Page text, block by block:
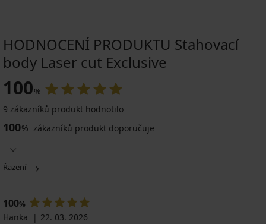
HODNOCENÍ PRODUKTU Stahovací
body Laser cut Exclusive
100%
9 zákazníků produkt hodnotilo
100% zákazníků produkt doporučuje
Řazení
100%
Hanka
22. 03. 2026